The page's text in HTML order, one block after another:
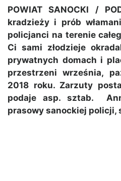
POWIAT SANOCKI /
kradzieży i prób
policjanci na terenie
Ci sami złodzieje
prywatnych domach i
przestrzeni września,
2018 roku. Zarzuty
podaje asp. sztab.
prasowy sanockiej policji,